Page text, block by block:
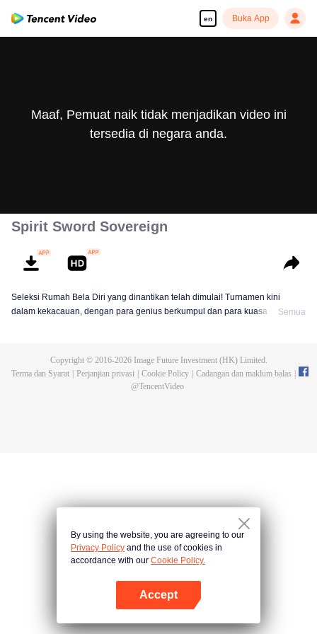
en Buka App
Maaf, Pemuat naik tidak menjadikan video ini
tersedia di negara anda.
Spirit Sword Sovereign
Seleksi Rumah Bela Diri yang dinantikan telah dimulai! Turnamen kini
dalam kekacauan, dengan para genius berkumpul dan para kuasa utama
Pevolusi Surgawi. Mari saksikan bagaimana Chu Xingyun menghadapi plot
pembunuhan berbahaya ini dan mencapai kejayaan di seluruh dunia!
Semua
Copyright © 2016-2026Image Future Investment (HK) Limited.
Terma dan Syarat
Perjanjian privasi Cookie Policy Cadangan dan maklum balas
@TencentVideo
By using the website, you are agreeing to our
Privacy Policy and the use of cookies in
accordance with our Cookie Policy.
Accept